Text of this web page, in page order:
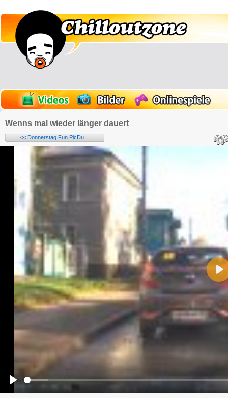
Wenns mal wieder länger dauert
<< Donnerstag Fun PicDu...
E-Mail-Adresse (optional):
Kommentar:
Alle HTML-Tags außer <br>, <strike> und <i> werden aus Deinem Kommentar entfernt.
Ich möchte eine E-Mail, wenn zu meinem Kommentar Antworten erscheinen.
Ich möchte eine E-Mail, wenn auf dieser Seite weitere Kommentare erscheinen.